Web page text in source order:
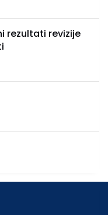
rezultati revizije